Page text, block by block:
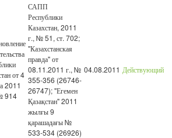
от 4
2011
914
САПП
Республики
Казахстан, 2011
г., № 51, ст. 702;
"Казахстанская
правда" от
08.11.2011 г., №
355-356 (26746-
26747); "Егемен
Қазақстан" 2011
жылғы 9
қарашадағы №
533-534 (26926)
04.08.2011 Действующий